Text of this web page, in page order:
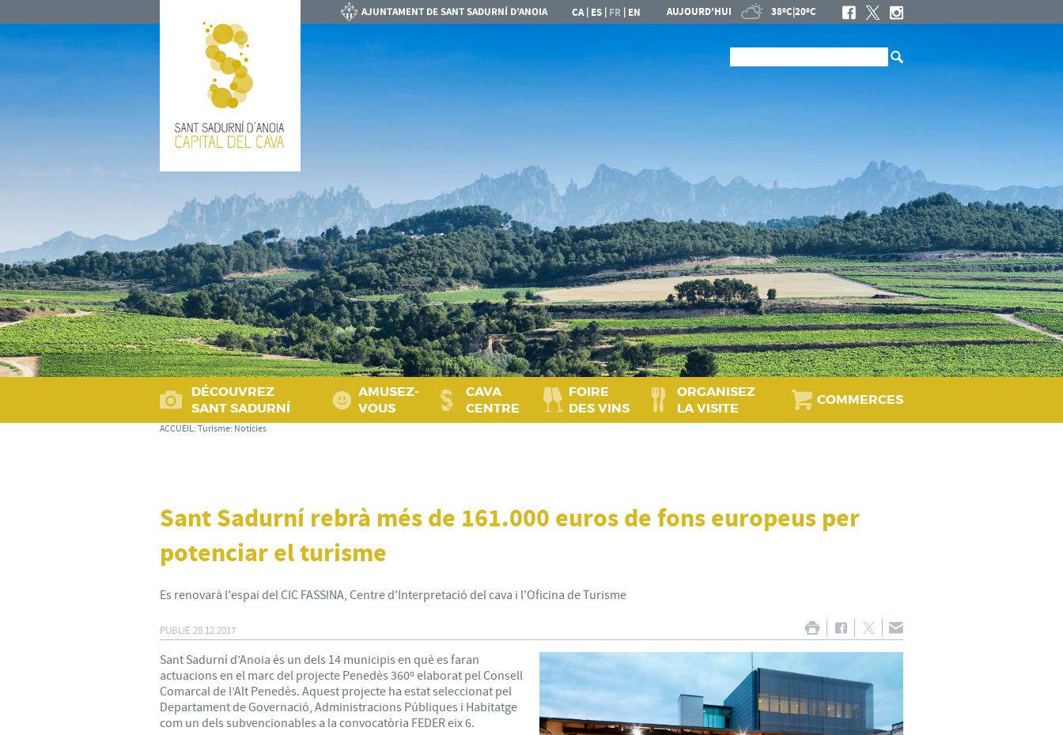
CA| ES | FR | EN AUJOURD'HUI 38ºC|20ºC
DÉCOUVREZ
SANT SADURNÍ
AMUSEZ-
VOUS
CAVA
CENTRE
FOIRE
DES VINS
ORGANISEZ
LA VISITE
COMMERCES
ACCUEIL: Turisme: Notícies
Sant Sadurní rebrà més de 161.000 euros de fons europeus per
potenciar el turisme
Es renovarà l'espai del CIC FASSINA, Centre d'Interpretació del cava i l'Oficina de Turisme
PUBLIÉ 28.12.2017
Sant Sadurní d’Anoia és un dels 14 municipis en què es faran
actuacions en el marc del projecte Penedès 360º elaborat pel Consell
Comarcal de l’Alt Penedès. Aquest projecte ha estat seleccionat pel
Departament de Governació, Administracions Públiques i Habitatge
com un dels subvencionables a la convocatòria FEDER eix 6.